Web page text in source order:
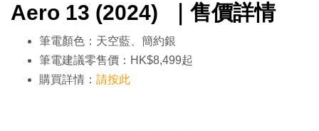
Aero 13 (2024) ｜售價詳情
筆電顏色：天空藍、簡約銀
筆電建議零售價：HK$8,499起
購買詳情： 請按此